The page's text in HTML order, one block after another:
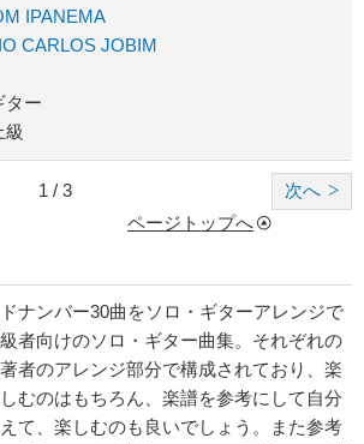
IPANEMA
CARLOS JOBIM
ター
級
次へ
1 / 3
ページトップへ
ナンバー30曲をソロ・ギターアレンジで
者向けのソロ・ギター曲集。それぞれの
者のアレンジ部分で構成されており、楽
むのはもちろん、楽譜を参考にして自分
て、楽しむのも良いでしょう。また参考